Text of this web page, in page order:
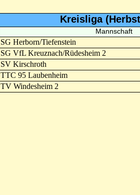
Kreisliga
Mannschaft
SG Herborn/Tiefenstein
SG VfL Kreuznach/Rüdesheim 2
SV Kirschroth
TTC 95 Laubenheim
TV Windesheim 2